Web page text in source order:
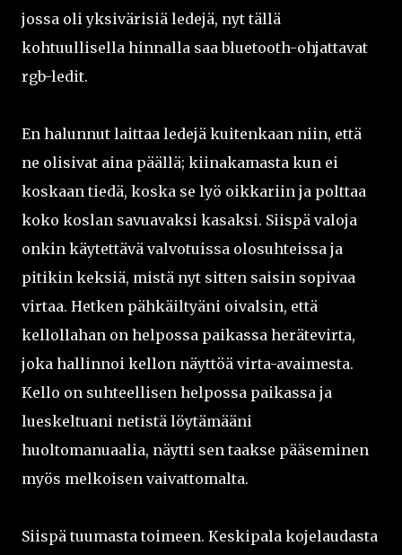
jossa oli yksivärisiä ledejä, nyt tällä
kohtuullisella hinnalla saa bluetooth-ohjattavat
rgb-ledit.
En halunnut laittaa ledejä kuitenkaan niin, että
ne olisivat aina päällä; kiinakamasta kun ei
koskaan tiedä, koska se lyö oikkariin ja polttaa
koko koslan savuavaksi kasaksi. Siispä valoja
onkin käytettävä valvotuissa olosuhteissa ja
pitikin keksiä, mistä nyt sitten saisin sopivaa
virtaa. Hetken pähkäiltyäni oivalsin, että
kellollahan on helpossa paikassa herätevirta,
joka hallinnoi kellon näyttöä virta-avaimesta.
Kello on suhteellisen helpossa paikassa ja
lueskeltuani netistä löytämääni
huoltomanuaalia, näytti sen taakse pääseminen
myös melkoisen vaivattomalta.
Siispä tuumasta toimeen. Keskipala kojelaudasta